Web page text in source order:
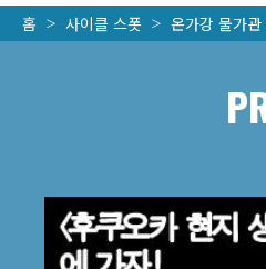
홈 사이클 스폿 온가강 물가관